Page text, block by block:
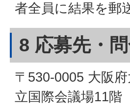
者全員に結果を郵
8 応募先・
〒530-0005 大阪
立国際会議場11階